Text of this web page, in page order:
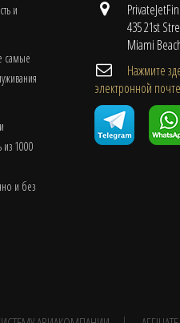
и
самые
из 1000
и без
435 21st
Miami
Нажмите
электронной